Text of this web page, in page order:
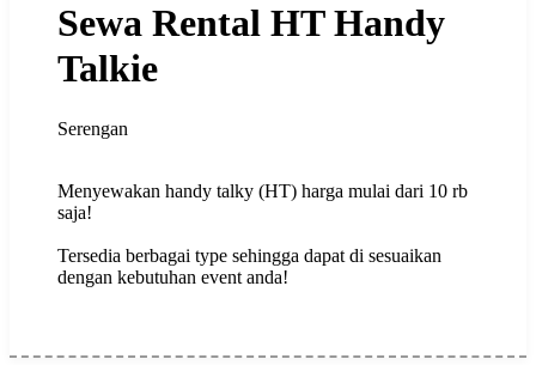
Sewa Rental HT Handy
Talkie
Serengan
Menyewakan handy talky (HT) harga mulai dari 10 rb
saja!
Tersedia berbagai type sehingga dapat di sesuaikan
dengan kebutuhan event anda!